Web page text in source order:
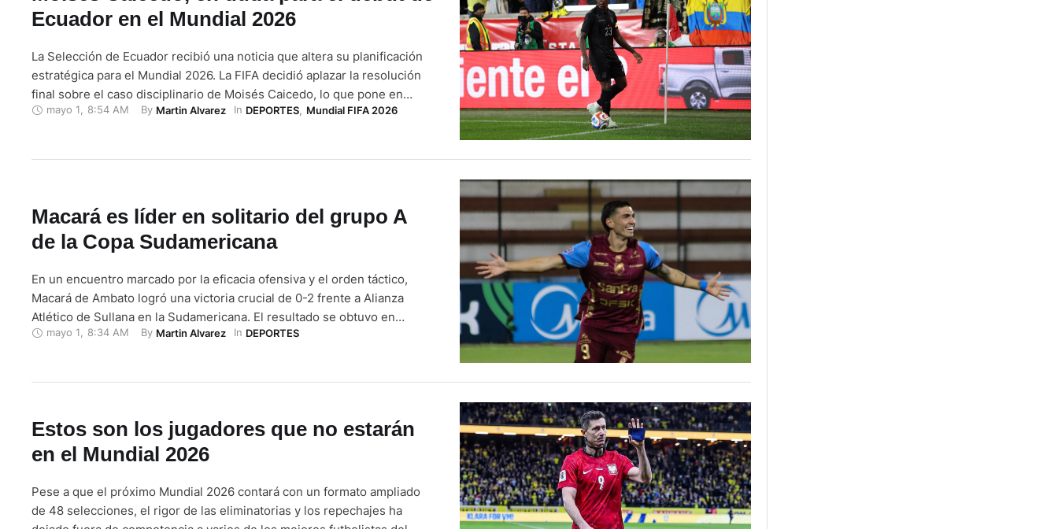
Ecuador en el Mundial 2026
La Selección de Ecuador recibió una noticia que altera su planificación
estratégica para el Mundial 2026. La FIFA decidió aplazar la resolución
final sobre el caso disciplinario de Moisés Caicedo, lo que pone en
riesgo su participación en el partido inaugural del torneo. El
mayo 1 8:54 AM By Martin Alvarez In DEPORTES, Mundial FIFA 2026
Macará es líder en solitario del grupo A
de la Copa Sudamericana
En un encuentro marcado por la eficacia ofensiva y el orden táctico,
Macará de Ambato logró una victoria crucial de 0-2 frente a Alianza
Atlético de Sullana en la Sudamericana. El resultado se obtuvo en
territorio peruano. Esto permite al equipo ecuatoriano consolidarse
mayo 1 8:34 AM By Martin Alvarez In DEPORTES
Estos son los jugadores que no estarán
en el Mundial 2026
Pese a que el próximo Mundial 2026 contará con un formato ampliado
de 48 selecciones, el rigor de las eliminatorias y los repechajes ha